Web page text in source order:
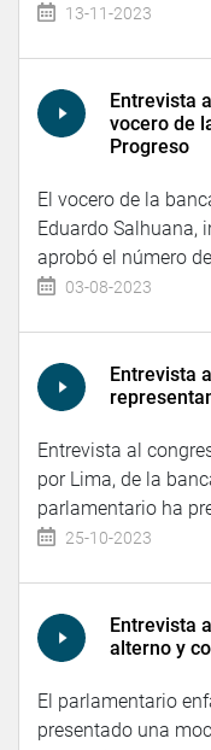
13-11-2023
Entrevista
vocero de
Progreso
El vocero de la
Eduardo Salhuana,
aprobó el número
03-08-2023
Entrevista
Entrevista al
por Lima, de la
parlamentario ha
25-10-2023
Entrevista
alterno y
El parlamentario
presentado una